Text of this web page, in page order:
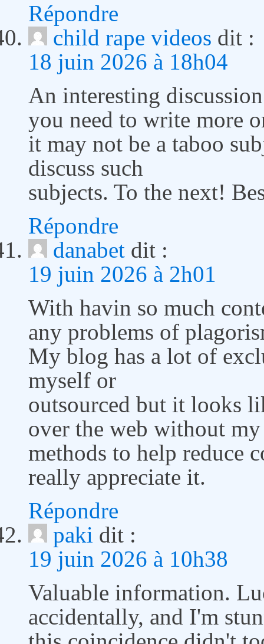
Répondre
child rape videos dit :
18 juin 2026 à 18h04
An interesting
you need to write more
it may not be a taboo
discuss such
subjects. To the next!
Répondre
danabet dit :
19 juin 2026 à 2h01
With havin so much
any problems of
My blog has a lot of
myself or
outsourced but it looks
over the web without
methods to help reduce
really appreciate it.
Répondre
paki dit :
19 juin 2026 à 10h38
Valuable information.
accidentally, and I'm